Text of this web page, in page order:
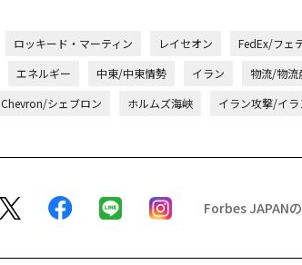
ロッキード・マーティン レイセオン FedEx/フェ
エネルギー 中東/中東情勢 イラン 物流/物流
Chevron/シェブロン ホルムズ海峡 イラン攻撃/イ
Forbes JAPAN